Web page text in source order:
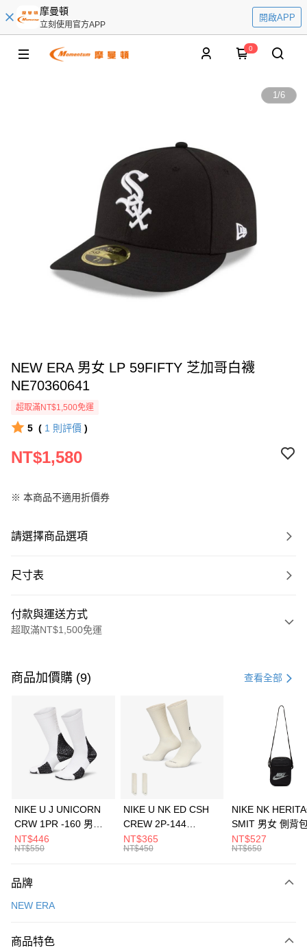
摩曼頓
立刻使用官方APP
開啟APP
0
1/6
NEW ERA 男女 LP 59FIFTY 芝加哥白襪
NE70360641
超取滿NT$1,500免運
5 ( 1 則評價 )
NT$1,580
※ 本商品不適用折價券
請選擇商品選項
尺寸表
付款與運送方式
超取滿NT$1,500免運
信用卡一次付款
3 期 0 利率 每期 21家銀行
合作金庫商業銀行
第一商業銀行
華南商業銀行
彰化商業銀行
上海商業儲蓄銀行
元大商業銀行
台灣樂天信用卡公司
Apple Pay
全盈+PAY
AFTEE先享後付
【關於「AFTEE先享後付」】
便利好安心！
３．安心：先確認商品／服務後，再付款。
運送方式
每筆NT$100，滿NT$1,500(含以上)免運費
商品加價購 (9) 查看全部
NIKE U J UNICORN
CRW 1PR -160 男女
中統襪 FZ3393100
NT$446
NT$550
NIKE U NK ED CSH
CREW 2P-144
EMBRDY 男女 短統襪
FZ3073133
NT$365
NT$450
NIKE NK
SMIT 男女 側背
BA5871010
NT$527
NT$650
品牌
NEW ERA
商品特色